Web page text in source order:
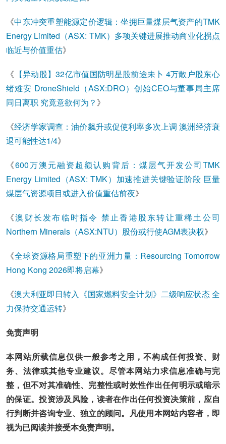
《中东冲突重塑能源定价逻辑：坐拥巨量煤层气资产的TMK
Energy Limited（ASX: TMK）多项关键进展推动商业化拐点
临近与价值重估》
《 【异动股】32亿市值国防明星股前途未卜 4万散户股东心
绪难安 DroneShield（ASX:DRO）创始CEO与董事局主席
同日离职 究竟意欲何为？ 》
《经济学家调查：油价飙升或促使利率多次上调 澳洲经济衰
退可能性达1/4》
《600万澳元融资超额认购背后：煤层气开发公司TMK
Energy Limited（ASX: TMK）加速推进关键验证阶段 巨量
煤层气资源项目或进入价值重估前夜》
《澳财长发布临时指令 禁止香港股东转让重稀土公司
Northern Minerals（ASX:NTU）股份或行使AGM表决权》
《全球资源格局重塑下的亚洲力量：Resourcing Tomorrow
Hong Kong 2026即将启幕》
《澳大利亚即日转入《国家燃料安全计划》二级响应状态 全
力保持交通运转》
免责声明
本网站所载信息仅供一般参考之用，不构成任何投资、财
务、法律或其他专业建议。尽管本网站力求信息准确与完
整，但不对其准确性、完整性或时效性作出任何明示或暗示
的保证。投资涉及风险，读者在作出任何投资决策前，应自
行判断并咨询专业、独立的顾问。凡使用本网站内容者，即
视为已阅读并接受本免责声明。